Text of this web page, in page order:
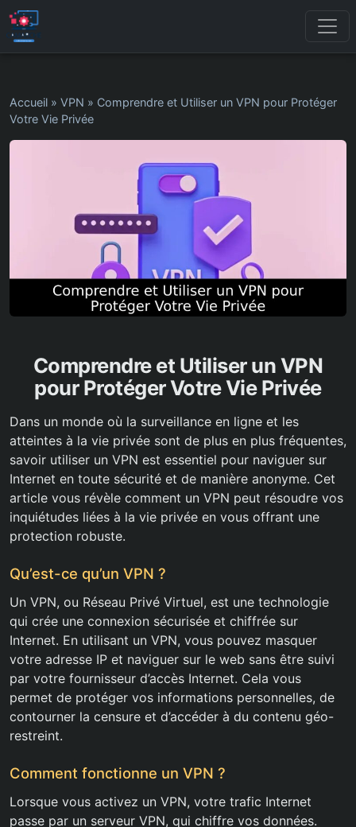
Accueil » VPN » Comprendre et Utiliser un VPN pour Protéger
Votre Vie Privée
Comprendre et Utiliser un VPN
pour Protéger Votre Vie Privée
Dans un monde où la surveillance en ligne et les
atteintes à la vie privée sont de plus en plus fréquentes,
savoir utiliser un VPN est essentiel pour naviguer sur
Internet en toute sécurité et de manière anonyme. Cet
article vous révèle comment un VPN peut résoudre vos
inquiétudes liées à la vie privée en vous offrant une
protection robuste.
Qu’est-ce qu’un VPN ?
Un VPN, ou Réseau Privé Virtuel, est une technologie
qui crée une connexion sécurisée et chiffrée sur
Internet. En utilisant un VPN, vous pouvez masquer
votre adresse IP et naviguer sur le web sans être suivi
par votre fournisseur d’accès Internet. Cela vous
permet de protéger vos informations personnelles, de
contourner la censure et d’accéder à du contenu géo-
restreint.
Comment fonctionne un VPN ?
Lorsque vous activez un VPN, votre trafic Internet
passe par un serveur VPN, qui chiffre vos données.